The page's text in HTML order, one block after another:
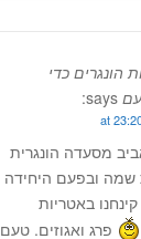
הונגרים כדי
says:
מסעדה הונגרית
ובפעם היחידה
באטריות
פרג ואגוזים. טעם